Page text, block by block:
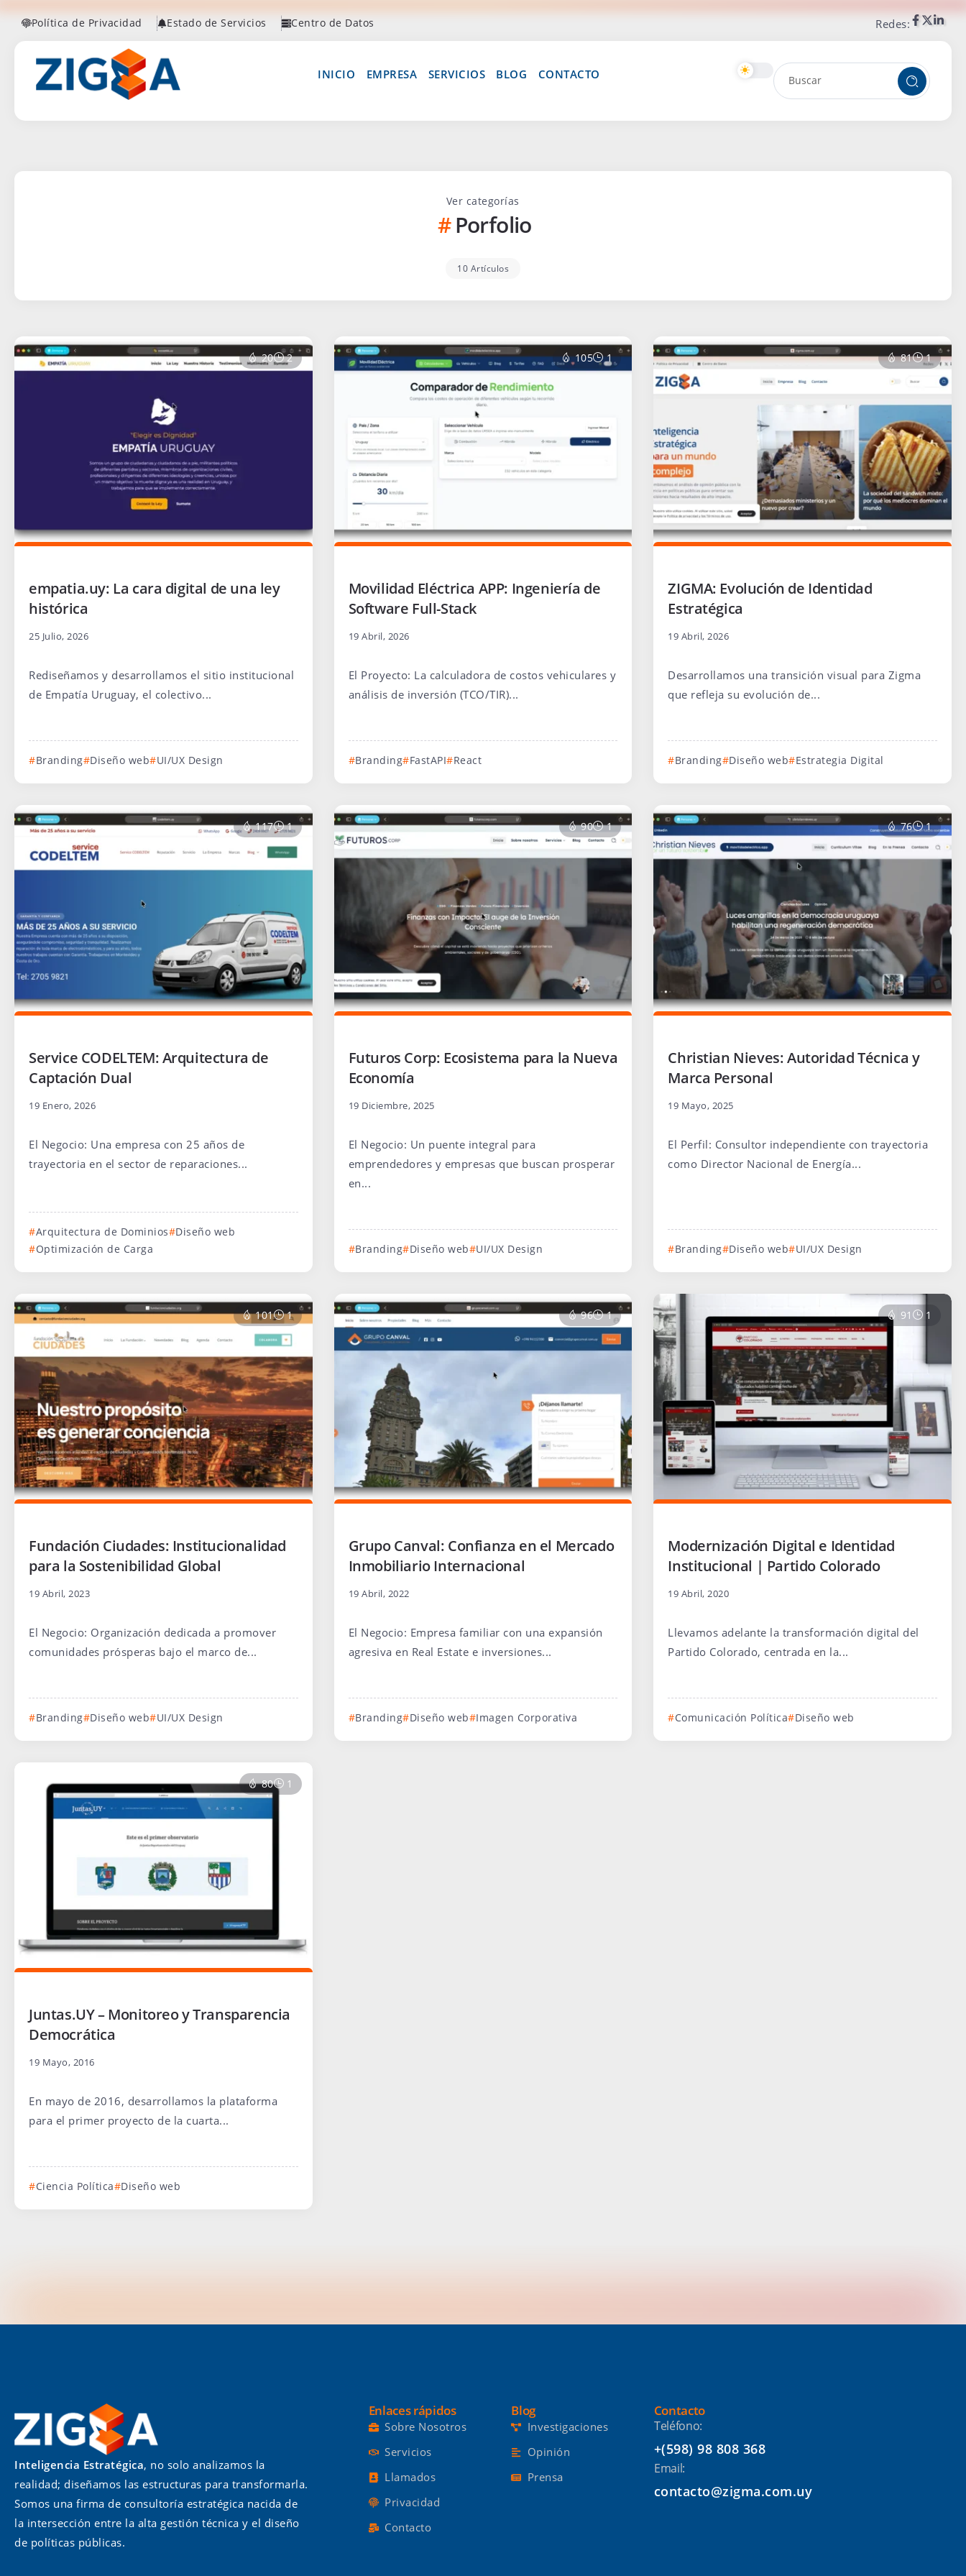
Política de Privacidad Estado de Servicios Centro de Datos Redes:
INICIO EMPRESA SERVICIOS BLOG CONTACTO
Ver categorías
Porfolio
10 Artículos
20 2
empatia.uy: La cara digital de una ley
histórica
25 Julio, 2026
Rediseñamos y desarrollamos el sitio institucional
de Empatía Uruguay, el colectivo...
Branding Diseño web UI/UX Design
105 1
Movilidad Eléctrica APP: Ingeniería de
Software Full-Stack
19 Abril, 2026
El Proyecto: La calculadora de costos vehiculares y
análisis de inversión (TCO/TIR)...
Branding FastAPI React
81 1
ZIGMA: Evolución de Identidad
Estratégica
19 Abril, 2026
Desarrollamos una transición visual para Zigma
que refleja su evolución de...
Branding Diseño web Estrategia Digital
117 1
Service CODELTEM: Arquitectura de
Captación Dual
19 Enero, 2026
El Negocio: Una empresa con 25 años de
trayectoria en el sector de reparaciones...
Arquitectura de Dominios
Diseño web
Optimización de Carga
90 1
Futuros Corp: Ecosistema para la Nueva
Economía
19 Diciembre, 2025
El Negocio: Un puente integral para
emprendedores y empresas que buscan prosperar
en...
Branding Diseño web UI/UX Design
76 1
Christian Nieves: Autoridad Técnica y
Marca Personal
19 Mayo, 2025
El Perfil: Consultor independiente con trayectoria
como Director Nacional de Energía...
Branding Diseño web UI/UX Design
101 1
Fundación Ciudades: Institucionalidad
para la Sostenibilidad Global
19 Abril, 2023
El Negocio: Organización dedicada a promover
comunidades prósperas bajo el marco de...
Branding Diseño web UI/UX Design
96 1
Grupo Canval: Confianza en el Mercado
Inmobiliario Internacional
19 Abril, 2022
El Negocio: Empresa familiar con una expansión
agresiva en Real Estate e inversiones...
Branding Diseño web Imagen Corporativa
91 1
Modernización Digital e Identidad
Institucional | Partido Colorado
19 Abril, 2020
Llevamos adelante la transformación digital del
Partido Colorado, centrada en la...
Comunicación Política Diseño web
80 1
Juntas.UY – Monitoreo y Transparencia
Democrática
19 Mayo, 2016
En mayo de 2016, desarrollamos la plataforma
para el primer proyecto de la cuarta...
Ciencia Política Diseño web
Inteligencia Estratégica, no solo analizamos la
realidad; diseñamos las estructuras para transformarla.
Somos una firma de consultoría estratégica nacida de
la intersección entre la alta gestión técnica y el diseño
de políticas públicas.
Enlaces rápidos
Sobre Nosotros
Servicios
Llamados
Privacidad
Contacto
Blog
Investigaciones
Opinión
Prensa
Contacto
Teléfono:
+(598) 98 808 368
Email:
contacto@zigma.com.uy